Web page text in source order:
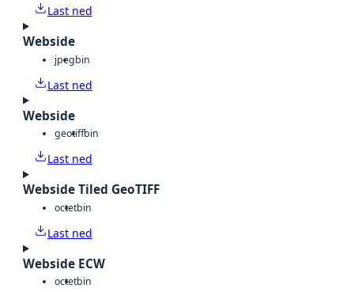
Last ned
Webside
jpegbin
Last ned
Webside
geotiffbin
Last ned
Webside Tiled GeoTIFF
octetbin
Last ned
Webside ECW
octetbin